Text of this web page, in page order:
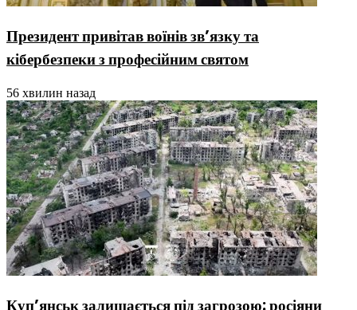
Президент привітав воїнів зв’язку та
кібербезпеки з професійним святом
56 хвилин назад
Куп’янськ залишається під загрозою: росіяни